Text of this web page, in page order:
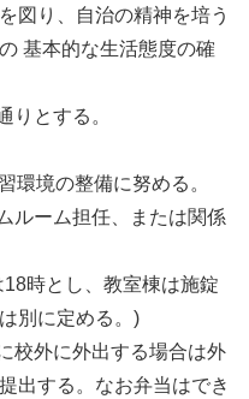
図り、自治の精神を培う
基本的な生活態度の確
りとする。
環境の整備に努める。
ルーム担任、または関係
時とし、教室棟は施錠
別に定める。)
校外に外出する場合は外
出する。なお弁当はでき